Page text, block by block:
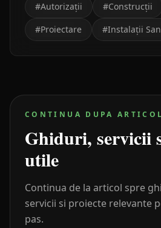
#Autorizații #Construcții
#Proiectare #Instalații
CONTINUA DUPA ARTICOL
Ghiduri, servicii
utile
Continua de la articol spre
servicii si proiecte relevante
pas.